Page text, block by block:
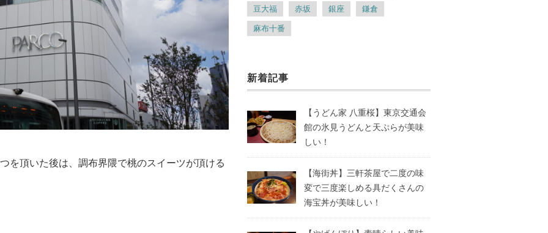
を頂いた後は、調布界隈で桃のスイーツが頂ける
豆大福 赤坂 銀座 鎌倉
麻布十番
新着記事
【うどん家 八重桜】東京交通会
館の氷見うどんと天ぷらが美味
しい！
【海街丼】三軒茶屋で二度の味
変で三度楽しめる具だくさんの
海宝丼が美味しい！